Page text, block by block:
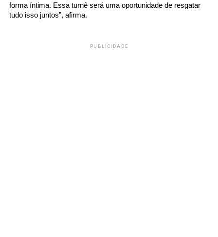
forma íntima. Essa turnê será uma oportunidade de resgatar
tudo isso juntos”, afirma.
PUBLICIDADE